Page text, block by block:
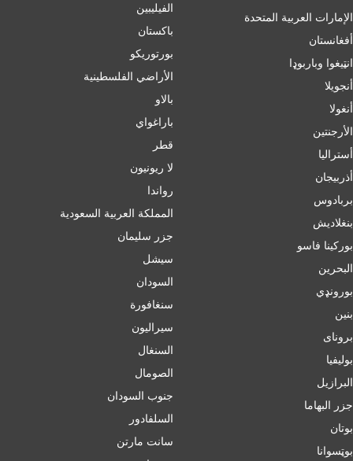
الإمارات العربية المتحدة
أفغانستان
انټیغوا وباربوډا
أنجويلا
أنغولا
الأرجنتين
أسترالیا
أذربيجان
بربادوس
بنغلاديش
بورکینا فاسو
البحرين
بورونډي
بنين
برونای
بوليفيا
البرازيل
جزر البهاما
بوتان
بوټسوانا
الفيليبين
باكستان
بورتوريكو
الأراضي الفلسطينية
بالاو
باراغواي
قطر
لا ريونيون
رواندا
المملكة العربية السعودية
جزر سليمان
سيشل
السودان
سنغافورة
سيراليون
السنغال
الصومال
جنوب السودان
السلفادور
سانت مارتن